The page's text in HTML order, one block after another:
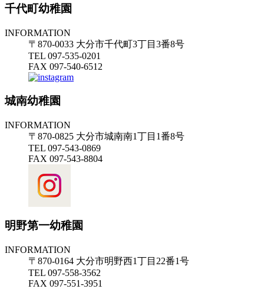
千代町幼稚園
INFORMATION
〒870-0033 大分市千代町3丁目3番8号
TEL 097-535-0201
FAX 097-540-6512
城南幼稚園
INFORMATION
〒870-0825 大分市城南南1丁目1番8号
TEL 097-543-0869
FAX 097-543-8804
明野第一幼稚園
INFORMATION
〒870-0164 大分市明野西1丁目22番1号
TEL 097-558-3562
FAX 097-551-3951